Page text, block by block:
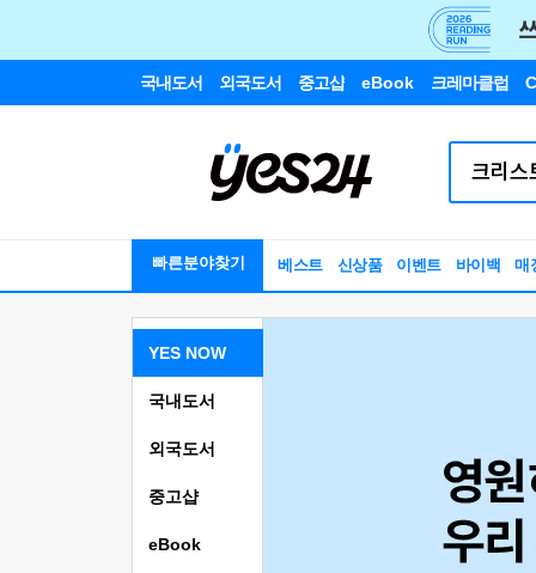
국내도서 외국도서 중고샵 eBook 크레마클럽
빠른분야찾기 베스트 신상품 이벤트 바이백 매
YES NOW
국내도서
외국도서
중고샵
eBook